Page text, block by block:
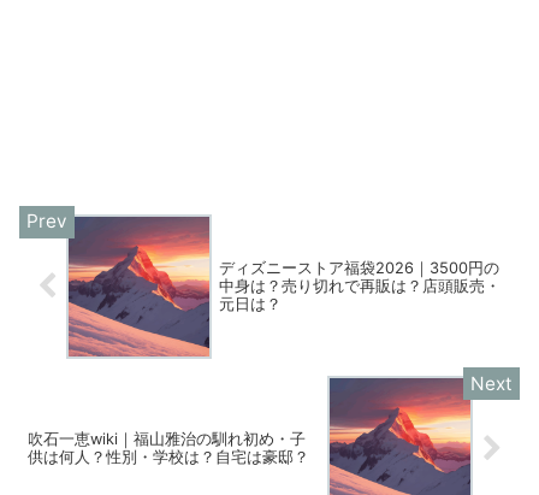
ディズニーストア福袋2026｜3500円の
中身は？売り切れで再販は？店頭販売・
元日は？
吹石一恵wiki｜福山雅治の馴れ初め・子
供は何人？性別・学校は？自宅は豪邸？